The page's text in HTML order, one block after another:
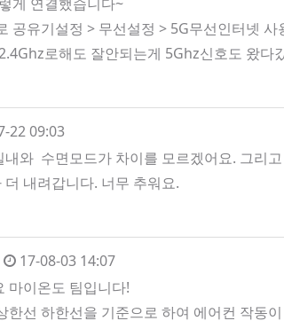
공유기설정 > 무선설정 > 5G무선인터넷
로해도 잘안되는게 5Ghz신호도 왔다
22 09:03
내와 수면모드가 차이를 모르겠어요. 그리
내려갑니다. 너무 추워요.
17-08-03 14:07
마이온도 팀입니다!
한선 하한선을 기준으로 하여 에어컨 작동